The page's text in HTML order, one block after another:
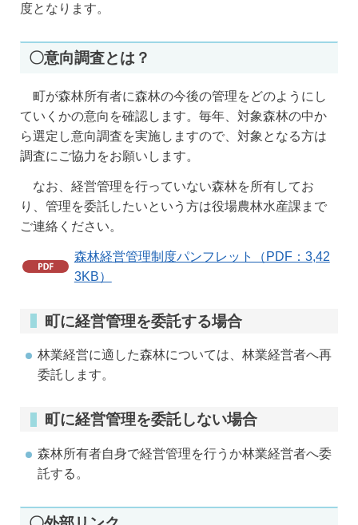
度となります。
〇意向調査とは？
町が森林所有者に森林の今後の管理をどのようにし
ていくかの意向を確認します。毎年、対象森林の中か
ら選定し意向調査を実施しますので、対象となる方は
調査にご協力をお願いします。
なお、経営管理を行っていない森林を所有してお
り、管理を委託したいという方は役場農林水産課まで
ご連絡ください。
森林経営管理制度パンフレット（PDF：3,42
3KB）
町に経営管理を委託する場合
林業経営に適した森林については、林業経営者へ再
委託します。
町に経営管理を委託しない場合
森林所有者自身で経営管理を行うか林業経営者へ委
託する。